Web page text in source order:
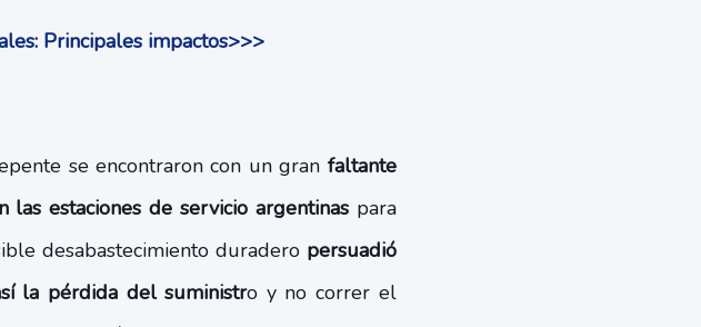
Principales impactos>>>
se encontraron con un gran faltante
estaciones de servicio argentinas para
desabastecimiento duradero persuadió
la pérdida del suministro y no correr el